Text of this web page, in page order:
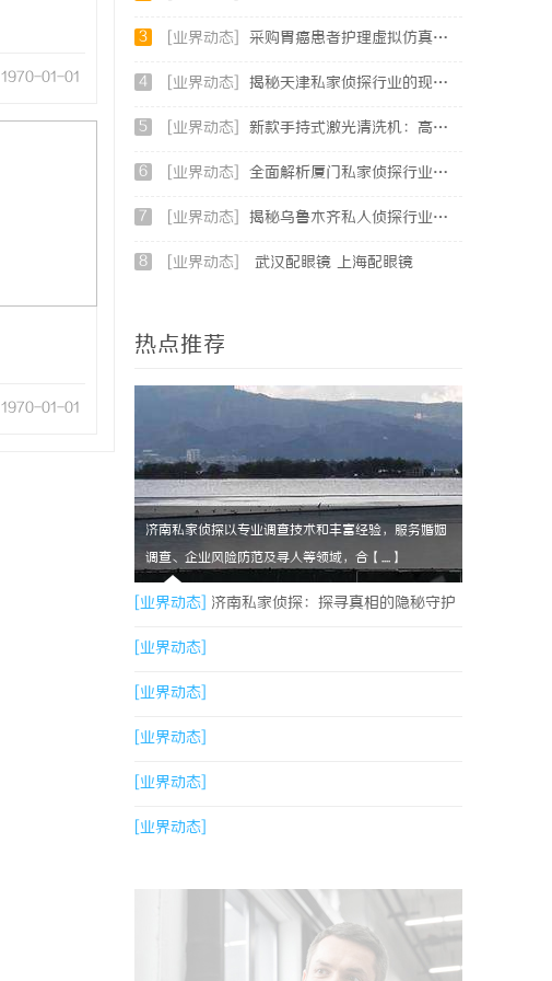
1970-01-01
1970-01-01
3 [业界动态] 采购胃癌患者护理虚拟仿真软件：预算详解+隐形收费排查指南
4 [业界动态] 揭秘天津私家侦探行业的现状与发展趋势
5 [业界动态] 新款手持式激光清洗机：高效清洁的新时代
6 [业界动态] 全面解析厦门私家侦探行业的现状与发展趋势
7 [业界动态] 揭秘乌鲁木齐私人侦探行业的发展与应用前景
8 [业界动态] 武汉配眼镜 上海配眼镜
热点推荐
济南私家侦探以专业调查技术和丰富经验，服务婚姻
调查、企业风险防范及寻人等领域，合【....】
[业界动态] 济南私家侦探：探寻真相的隐秘守护
者[业界动态]
[业界动态]
[业界动态]
[业界动态]
[业界动态]